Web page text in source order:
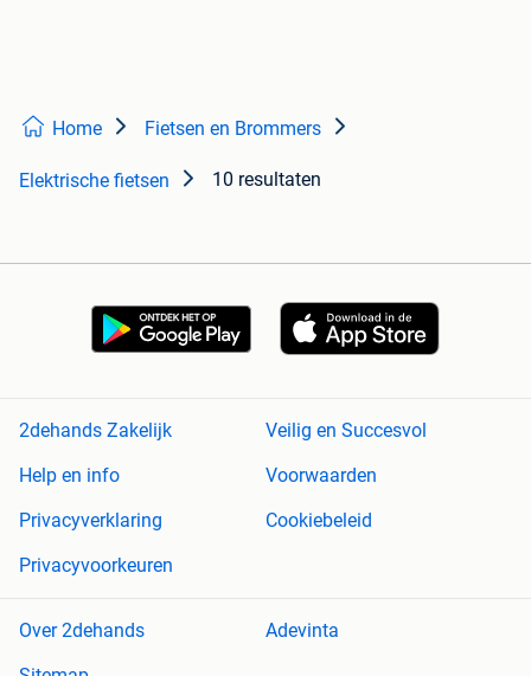
Home Fietsen en Brommers
Elektrische fietsen 10 resultaten
2dehands Zakelijk
Veilig en Succesvol
Help en info
Voorwaarden
Privacyverklaring
Cookiebeleid
Privacyvoorkeuren
Over 2dehands
Adevinta